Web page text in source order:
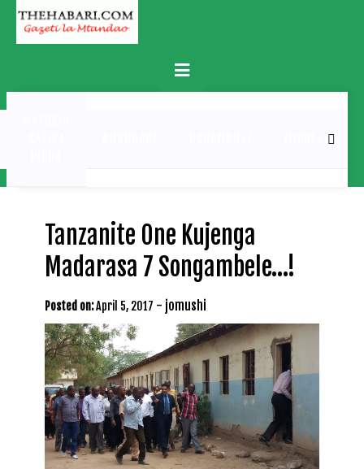
Skip
content
Primary
Menu
MICHEZO
Tanzanite One Kujenga
Madarasa 7 Songambele…!
Posted on:April 5, 2017 - jomushi